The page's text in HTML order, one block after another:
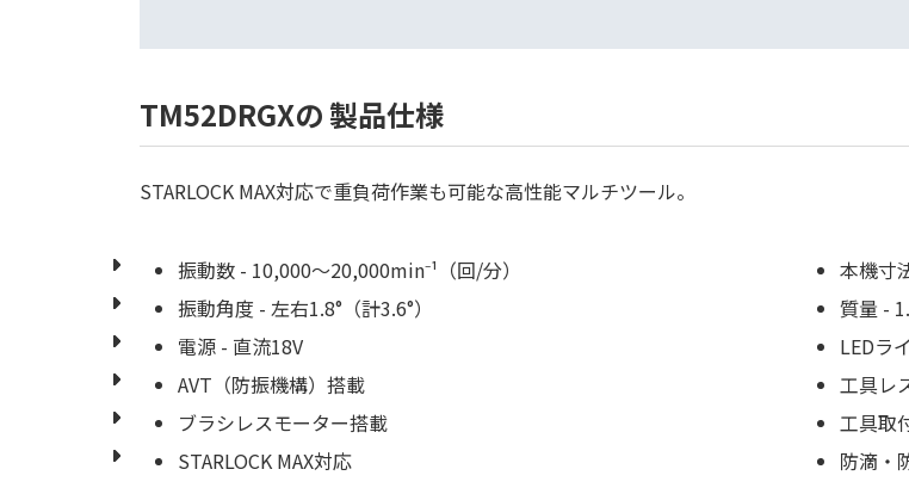
TM52DRGXの 製品仕様
STARLOCK MAX対応で重負荷作業も可能な高性能マルチツール。
振動数 - 10,000～20,000min⁻¹（回/分）
振動角度 - 左右1.8°（計3.6°）
電源 - 直流18V
AVT（防振機構）搭載
ブラシレスモーター搭載
STARLOCK MAX対応
本機寸
質量 -
LEDラ
工具レ
工具取
防滴・